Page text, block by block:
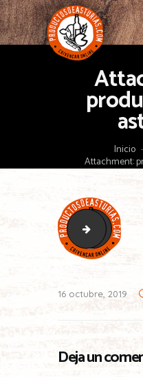
Inicio
Attachment:
crivencarsidrerias-
16 octubre, 2019
Deja un